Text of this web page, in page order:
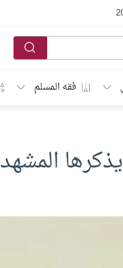
فقه المسلم
المشهد